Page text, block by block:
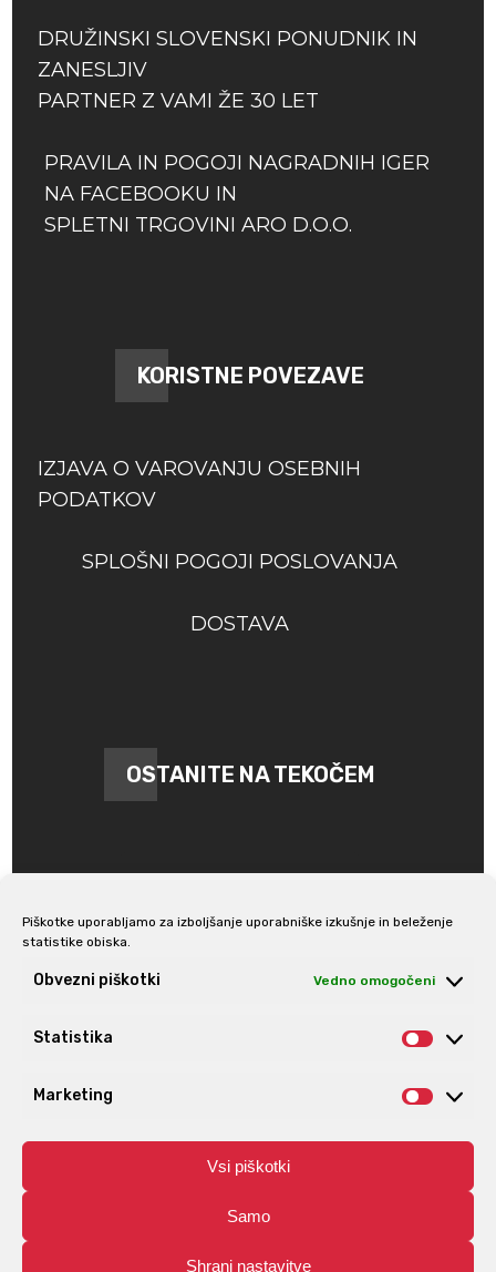
Piškotke uporabljamo za izboljšanje uporabniške izkušnje in beleženje
statistike obiska.
Obvezni piškotki Vedno omogočeni
Statistika
Marketing
Vsi piškotki
Samo
Shrani nastavitve
DRUŽINSKI SLOVENSKI PONUDNIK IN
ZANESLJIV
PARTNER Z VAMI ŽE 30 LET
PRAVILA IN POGOJI NAGRADNIH IGER
NA FACEBOOKU IN
SPLETNI TRGOVINI ARO D.O.O.
KORISTNE POVEZAVE
IZJAVA O VAROVANJU OSEBNIH
PODATKOV
SPLOŠNI POGOJI POSLOVANJA
DOSTAVA
OSTANITE NA TEKOČEM